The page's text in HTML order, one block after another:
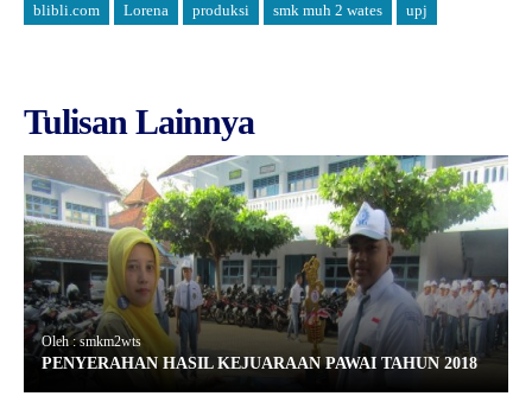
blibli.com Lorena produksi smk muh 2 wates upj
Tulisan Lainnya
Oleh : smkm2wts
PENYERAHAN HASIL KEJUARAAN PAWAI TAHUN 2018